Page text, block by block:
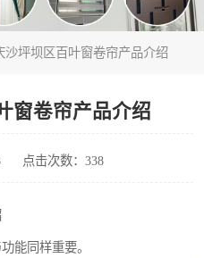
沙坪坝区百叶窗卷帘产品介绍
窗卷帘产品介绍
点击次数：338
能同样重要。